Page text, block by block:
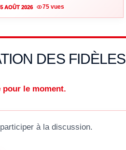
5 AOÛT 2026 75 vues
DES FIDÈLES
le moment.
à la discussion.